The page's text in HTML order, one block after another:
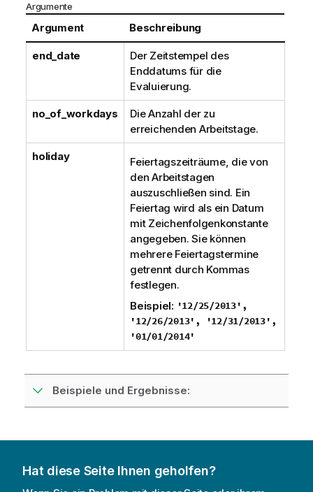
Argumente
Argument Beschreibung
end_date
Der Zeitstempel des
Enddatums für die
Evaluierung.
no_of_workdays
Die Anzahl der zu
erreichenden Arbeitstage.
holiday
Feiertagszeiträume, die von
den Arbeitstagen
auszuschließen sind. Ein
Feiertag wird als ein Datum
mit Zeichenfolgenkonstante
angegeben. Sie können
mehrere Feiertagstermine
getrennt durch Kommas
festlegen.
Beispiel: '12/25/2013',
'12/26/2013', '12/31/2013',
'01/01/2014'
Beispiele und Ergebnisse:
Hat diese Seite Ihnen geholfen?